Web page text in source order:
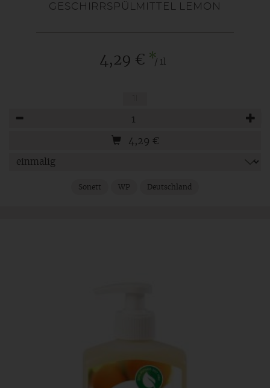
GESCHIRRSPÜLMITTEL LEMON
4,29 € */ 1l
4,29 €
Sonett WP Deutschland